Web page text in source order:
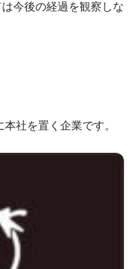
今後の経過を観察しな
社を置く企業です。